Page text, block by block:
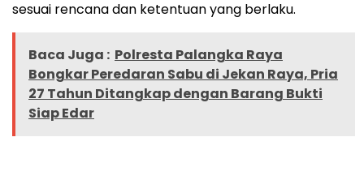
sesuai rencana dan ketentuan yang berlaku.
Baca Juga : Polresta Palangka Raya
Bongkar Peredaran Sabu di Jekan Raya, Pria
27 Tahun Ditangkap dengan Barang Bukti
Siap Edar